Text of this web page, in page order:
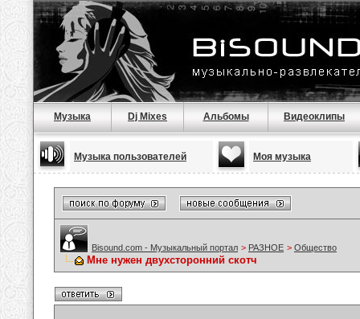
Музыка Dj Mixes Альбомы Видеоклипы
Музыка пользователей Моя музыка
Bisound.com - Музыкальный портал > РАЗНОЕ > Общество
Мне нужен двухсторонний скотч